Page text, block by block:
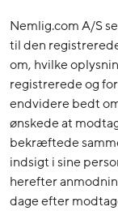
Nemlig.com A/S
til den
om, hvilke
registrerede og
endvidere bedt
ønskede at
bekræftede
indsigt i sine
herefter
dage efter